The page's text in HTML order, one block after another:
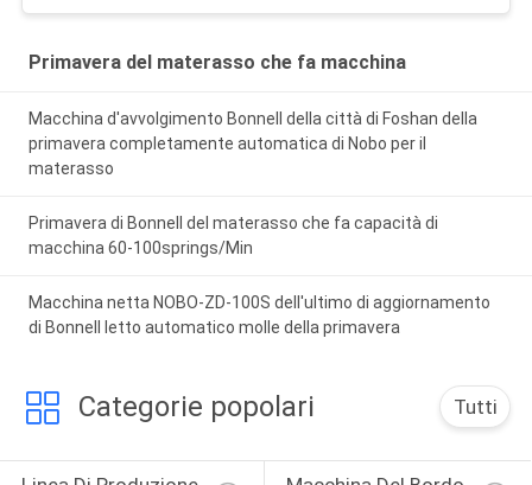
Primavera del materasso che fa macchina
Macchina d'avvolgimento Bonnell della città di Foshan della
primavera completamente automatica di Nobo per il
materasso
Primavera di Bonnell del materasso che fa capacità di
macchina 60-100springs/Min
Macchina netta NOBO-ZD-100S dell'ultimo di aggiornamento
di Bonnell letto automatico molle della primavera
Categorie popolari Tutti